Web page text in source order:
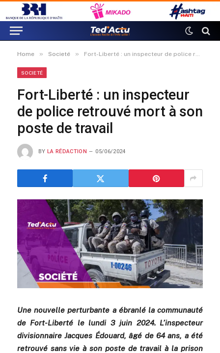
Home » Societé » Fort-Liberté : un inspecteur de police retrouvé mort à son poste de travail
SOCIETÉ
Fort-Liberté : un inspecteur
de police retrouvé mort à son
poste de travail
BY LA RÉDACTION 05/06/2024
Une nouvelle perturbante a ébranlé la communauté
de Fort-Liberté le lundi 3 juin 2024. L’inspecteur
divisionnaire Jacques Édouard, âgé de 64 ans, a été
retrouvé sans vie à son poste de travail à la prison